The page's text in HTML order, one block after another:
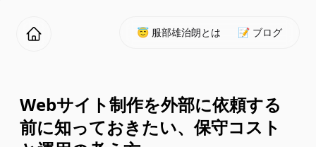
😇 服部雄治朗とは 📝 ブログ
Webサイト制作を外部に依頼する
前に知っておきたい、保守コスト